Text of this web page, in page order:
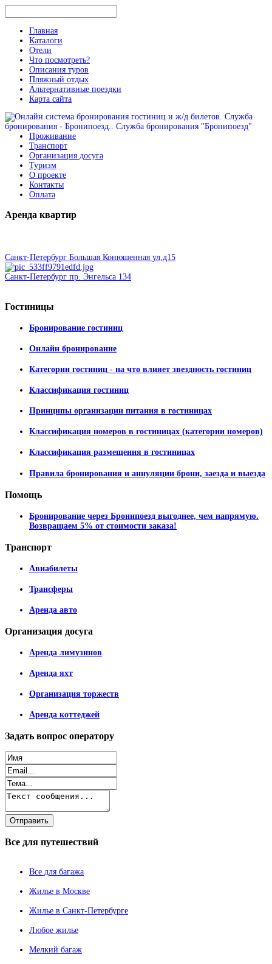
Главная
Каталоги
Отели
Что посмотреть?
Описания туров
Пляжный отдых
Альтернативные поездки
Карта сайта
Проживание
Транспорт
Организация досуга
Туризм
О проекте
Контакты
Оплата
Аренда квартир
Санкт-Петербург Большая Конюшенная ул,д15
Санкт-Петербург пр. Энгельса 134
Гостиницы
Бронирование гостиниц
Онлайн бронирование
Категории гостиниц - на что влияет звездность гостиниц
Классификация гостиниц
Принципы организации питания в гостиницах
Классификация номеров в гостиницах (категории номеров)
Классификация размещения в гостиницах
Правила бронирования и аннуляции брони, заезда и выезда
Помощь
Бронирование через Бронипоезд выгоднее, чем напрямую.
Возвращаем 5% от стоимости заказа!
Транспорт
Авиабилеты
Трансферы
Аренда авто
Организация досуга
Аренда лимузинов
Аренда яхт
Организация торжеств
Аренда коттеджей
Задать вопрос оператору
Все для путешествий
Все для багажа
Жилье в Москве
Жилье в Санкт-Петербурге
Любое жилье
Мелкий багаж